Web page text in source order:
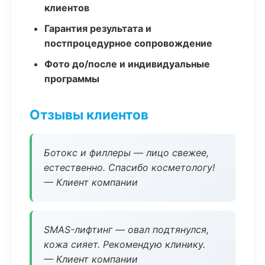
клиентов
Гарантия результата и
постпроцедурное сопровождение
Фото до/после и индивидуальные
программы
Отзывы клиентов
Ботокс и филлеры — лицо свежее,
естественно. Спасибо косметологу!
— Клиент компании
SMAS-лифтинг — овал подтянулся,
кожа сияет. Рекомендую клинику.
— Клиент компании